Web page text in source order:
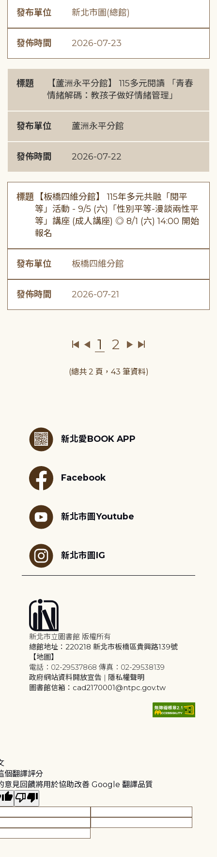
發布單位 新北市圖(總館)
發佈時間 2026-07-23
標題
【蘆洲永平分館】 115多元閱讀 「青春
情緒解碼：教孩子做好情緒管理」
發布單位 蘆洲永平分館
發佈時間 2026-07-22
標題 【板橋四維分館】 115年多元共融「閱平
等」活動 - 9/5 (六)「性別平等-漫談兩性平
等」講座 (成人講座) ◎ 8/1 (六) 14:00 開始
報名
發布單位 板橋四維分館
發佈時間 2026-07-21
1 2
(總共 2 頁，43 筆資料)
新北愛BOOK APP
Facebook
新北市圖Youtube
新北市圖IG
新北市立圖書館 版權所有
總館地址：220218 新北市板橋區貴興路139號
【地圖】
電話：02-29537868 傳真：02-29538139
政府網站資料開放宣告 | 隱私權聲明
圖書館信箱：cad2170001@ntpc.gov.tw
個翻譯評分
意見回饋將用於協助改善 Google 翻譯品質